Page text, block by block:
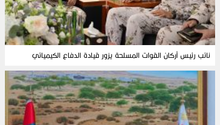
نائب رئيس أركان القوات المسلحة يزور قيادة الدفاع الكيميائي